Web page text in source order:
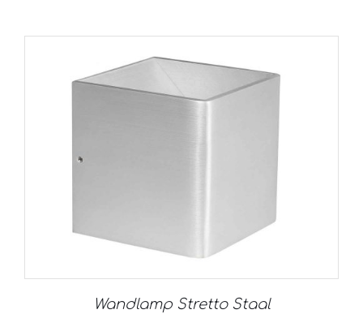
Wandlamp Stretto Staal